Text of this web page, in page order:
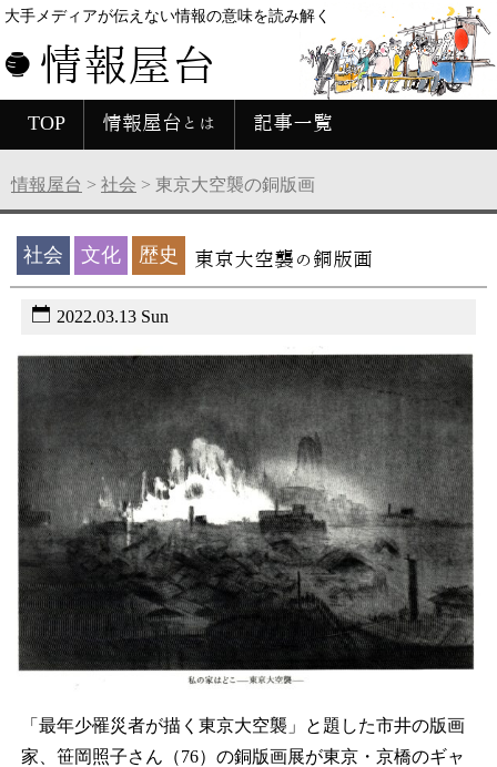
大手メディアが伝えない情報の意味を読み解く
情報屋台
TOP 情報屋台とは 記事一覧
情報屋台 > 社会 > 東京大空襲の銅版画
社会 文化 歴史 東京大空襲の銅版画
2022.03.13 Sun
「最年少罹災者が描く東京大空襲」と題した市井の版画
家、笹岡照子さん（76）の銅版画展が東京・京橋のギャ